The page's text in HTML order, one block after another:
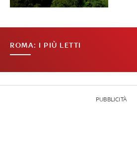
ROMA: I PIÙ LETTI
PUBBLICITÀ